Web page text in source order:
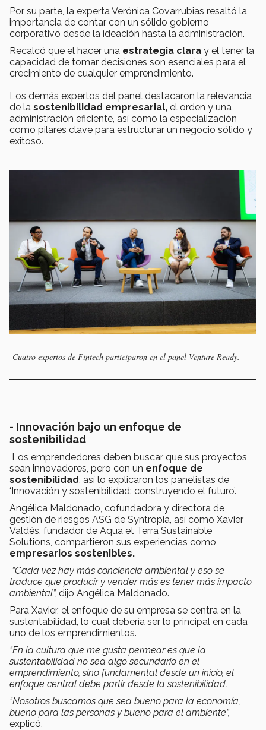
Por su parte, la experta Verónica Covarrubias resaltó la
importancia de contar con un sólido gobierno
corporativo desde la ideación hasta la administración.
Recalcó que el hacer una estrategia clara y el tener la
capacidad de tomar decisiones son esenciales para el
crecimiento de cualquier emprendimiento.
Los demás expertos del panel destacaron la relevancia
de la sostenibilidad empresarial, el orden y una
administración eficiente, así como la especialización
como pilares clave para estructurar un negocio sólido y
exitoso.
Cuatro expertos de Fintech participaron en el panel Venture Ready.
- Innovación bajo un enfoque de
sostenibilidad
Los emprendedores deben buscar que sus proyectos
sean innovadores, pero con un enfoque de
sostenibilidad, así lo explicaron los panelistas de
‘Innovación y sostenibilidad: construyendo el futuro’.
Angélica Maldonado, cofundadora y directora de
gestión de riesgos ASG de Syntropia, así como Xavier
Valdés, fundador de Aqua et Terra Sustainable
Solutions, compartieron sus experiencias como
empresarios sostenibles.
“Cada vez hay más conciencia ambiental y eso se
traduce que producir y vender más es tener más impacto
ambiental”, dijo Angélica Maldonado.
Para Xavier, el enfoque de su empresa se centra en la
sustentabilidad, lo cual debería ser lo principal en cada
uno de los emprendimientos.
“En la cultura que me gusta permear es que la
sustentabilidad no sea algo secundario en el
emprendimiento, sino fundamental desde un inicio, el
enfoque central debe partir desde la sostenibilidad.
“Nosotros buscamos que sea bueno para la economía,
bueno para las personas y bueno para el ambiente”,
explicó.